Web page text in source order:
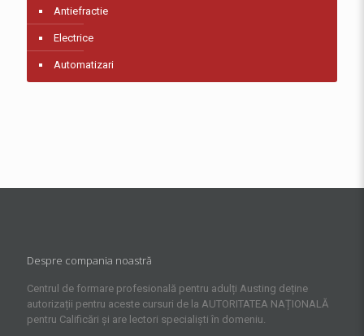
Antiefractie
Electrice
Automatizari
Despre compania noastră
Centrul de formare profesională pentru adulți Austing deține
autorizații pentru aceste cursuri de la AUTORITATEA NAȚIONALĂ
pentru Calificări și are lectori specialiști în domeniu.